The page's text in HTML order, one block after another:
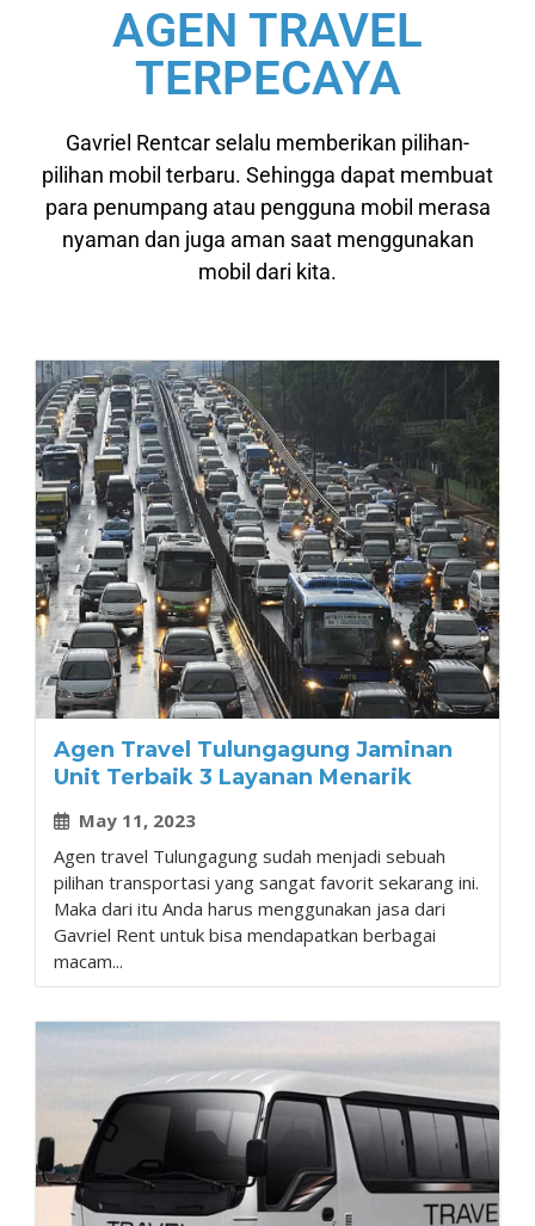
AGEN TRAVEL
TERPECAYA
Gavriel Rentcar selalu memberikan pilihan-
pilihan mobil terbaru. Sehingga dapat membuat
para penumpang atau pengguna mobil merasa
nyaman dan juga aman saat menggunakan
mobil dari kita.
Agen Travel Tulungagung Jaminan
Unit Terbaik 3 Layanan Menarik
May 11, 2023
Agen travel Tulungagung sudah menjadi sebuah
pilihan transportasi yang sangat favorit sekarang ini.
Maka dari itu Anda harus menggunakan jasa dari
Gavriel Rent untuk bisa mendapatkan berbagai
macam...